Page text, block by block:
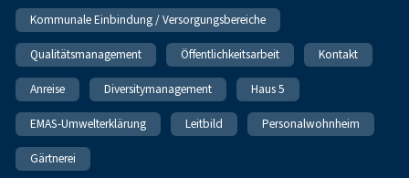
Kommunale Einbindung / Versorgungsbereiche
Qualitätsmanagement Öffentlichkeitsarbeit Kontakt
Anreise Diversitymanagement Haus 5
EMAS-Umwelterklärung Leitbild Personalwohnheim
Gärtnerei